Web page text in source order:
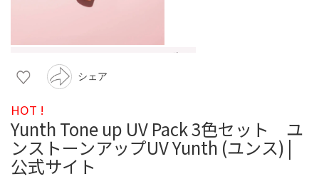
シェア
HOT !
Yunth Tone up UV Pack 3色セット ユ
ンストーンアップUV Yunth (ユンス) |
公式サイト